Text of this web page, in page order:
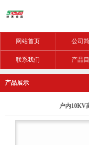
网站首页 公司
联系我们 产品
产品展示
户内10KV